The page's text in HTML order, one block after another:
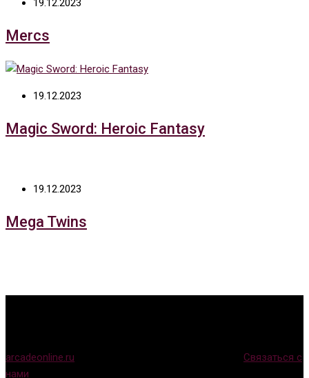
19.12.2023
Mercs
19.12.2023
Magic Sword: Heroic Fantasy
19.12.2023
Mega Twins
arcadeonline.ru
Связаться с
нами